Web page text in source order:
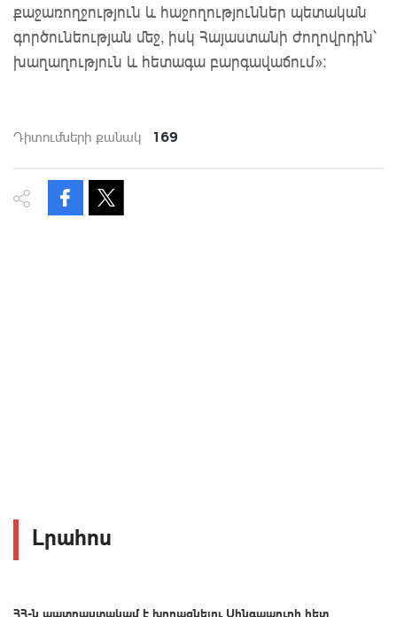
քաջառողջություն և հաջողություններ պետական
գործունեության մեջ, իսկ Հայաստանի ժողովրդին՝
խաղաղություն և հետագա բարգավաճում»։
Դիտումների քանակ 169
Լրահոս
ՀՀ-ն պատրաստակամ է խորացնելու Սինգապուրի հետ